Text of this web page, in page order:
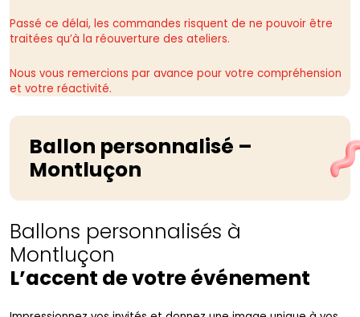
Passé ce délai, les commandes risquent de ne pouvoir être
traitées qu’à la réouverture des ateliers.
Nous vous remercions par avance pour votre compréhension
et votre réactivité.
Ballon personnalisé –
Montluçon
Ballons personnalisés à
Montluçon
L’accent de votre événement